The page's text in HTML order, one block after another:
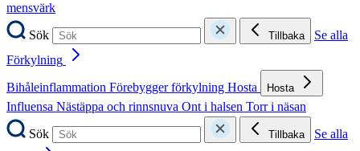
mensvärk
Sök
Tillbaka
Se alla
Förkylning
Bihåleinflammation Förebygger förkylning Hosta Hosta
Influensa Nästäppa och rinnsnuva Ont i halsen Torr i näsan
Sök
Tillbaka
Se alla